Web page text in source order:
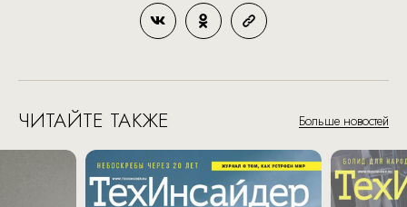
ЧИТАЙТЕ ТАКЖЕ Больше новостей